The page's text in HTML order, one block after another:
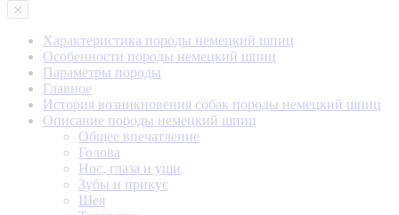
Характеристика породы немецкий шпиц
Особенности породы немецкий шпиц
Параметры породы
Главное
История возникновения собак породы немецкий шпиц
Описание породы немецкий шпиц
Общее впечатление
Голова
Нос, глаза и уши
Зубы и прикус
Шея